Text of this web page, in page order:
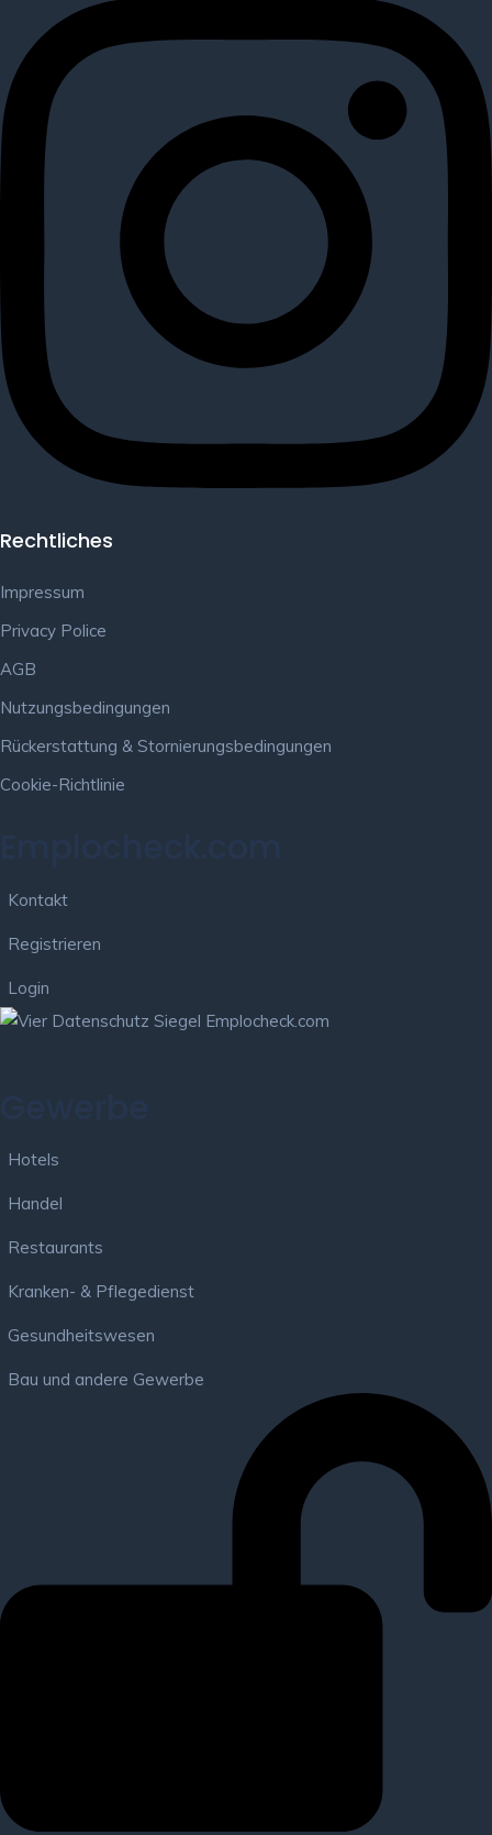
Rechtliches
Impressum
Privacy Police
AGB
Nutzungsbedingungen
Rückerstattung & Stornierungsbedingungen
Cookie-Richtlinie
Kontakt
Registrieren
Login
Hotels
Handel
Restaurants
Kranken- & Pflegedienst
Gesundheitswesen
Bau und andere Gewerbe